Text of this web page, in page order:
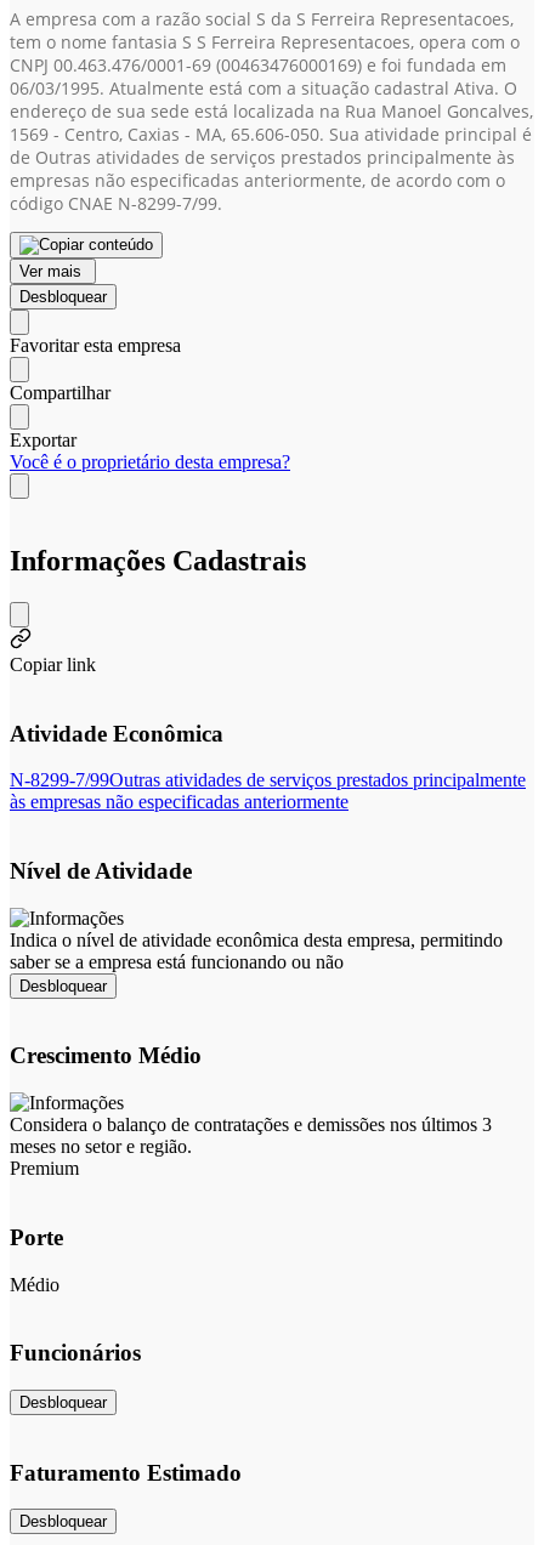
A empresa com a razão social S da S Ferreira Representacoes,
tem o nome fantasia S S Ferreira Representacoes, opera com o
CNPJ 00.463.476/0001-69 (00463476000169) e foi fundada em
06/03/1995. Atualmente está com a situação cadastral Ativa. O
endereço de sua sede está localizada na Rua Manoel Goncalves,
1569 - Centro, Caxias - MA, 65.606-050. Sua atividade principal é
de Outras atividades de serviços prestados principalmente às
empresas não especificadas anteriormente, de acordo com o
código CNAE N-8299-7/99.
Ver mais
Desbloquear
Favoritar esta empresa
Compartilhar
Exportar
Você é o proprietário desta empresa?
Informações Cadastrais
Copiar link
Atividade Econômica
N-8299-7/99Outras atividades de serviços prestados principalmente
às empresas não especificadas anteriormente
Nível de Atividade
Indica o nível de atividade econômica desta empresa, permitindo
saber se a empresa está funcionando ou não
Desbloquear
Crescimento Médio
Considera o balanço de contratações e demissões nos últimos 3
meses no setor e região.
Premium
Porte
Médio
Funcionários
Desbloquear
Faturamento Estimado
Desbloquear